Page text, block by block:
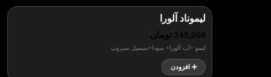
لیموناد آلورا
249,000 تومان
لیمو +آب آلورا+ سودا+سیمپل سیروپ
➕ افزودن